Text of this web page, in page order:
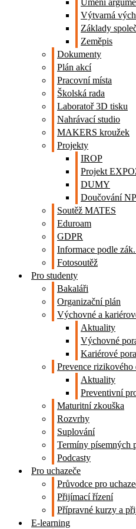
Umění
Výtvarná
Základy
Zeměpis
Dokumenty
Plán akcí
Pracovní místa
Školská rada
Laboratoř 3D tisku
Nahrávací studio
MAKERS kroužek
Projekty
IROP
Projekt
DUMY
Doučování
Soutěž MATES
Eduroam
GDPR
Informace podle
Fotosoutěž
Pro studenty
Bakaláři
Organizační plán
Výchovné a
Aktuality
Výchovné
Kariérové
Prevence rizikového
Aktuality
Preventivní
Maturitní zkouška
Rozvrhy
Suplování
Termíny písemných
Podcasty
Pro uchazeče
Průvodce pro
Přijímací řízení
Přípravné kurzy a
E-learning